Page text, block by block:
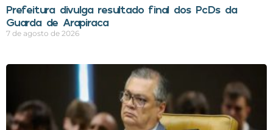
Prefeitura divulga resultado final dos PcDs da
Guarda de Arapiraca
7 de agosto de 2026